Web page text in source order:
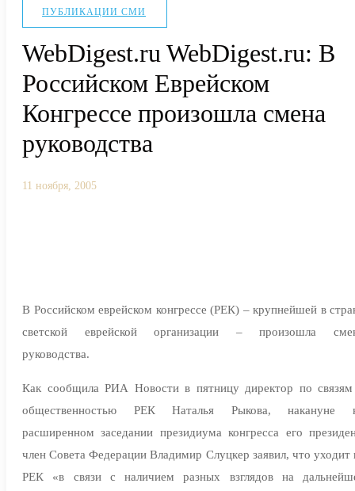
ПУБЛИКАЦИИ СМИ
WebDigest.ru WebDigest.ru: В
Российском Еврейском
Конгрессе произошла смена
руководства
11 ноября, 2005
В Российском еврейском конгрессе (РЕК) – крупнейшей в
светской еврейской организации – произошла
руководства.
Как сообщила РИА Новости в пятницу директор по
общественностью РЕК Наталья Рыкова, накануне
расширенном заседании президиума конгресса его
член Совета Федерации Владимир Слуцкер заявил, что уходит
РЕК «в связи с наличием разных взглядов на